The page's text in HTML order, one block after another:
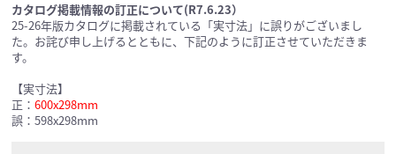
カタログ掲載情報の訂正について(R7.6.23）
25-26年版カタログに掲載されている「実寸法」に誤りがございまし
た。お詫び申し上げるとともに、下記のように訂正させていただきま
す。
【実寸法】
正： 600x298mm
誤：598x298mm